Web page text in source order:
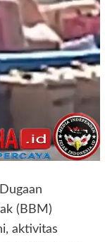
(BBM)
aktivitas